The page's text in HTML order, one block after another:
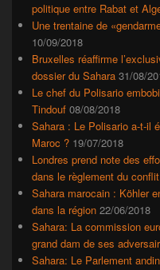
politique entre Rabat et
Une trentaine de
10/09/2018
Bruxelles réaffirme
dossier du Sahara 31/08/
Le chef du Polisario
Tindouf 08/08/2018
Sahara : Le Polisario a-t-il
Maroc ? 19/07/2018
Londres prend note des
dans le règlement du
Sahara marocain : Köhler
dans la région 22/06/2018
Sahara: La commission
grand dam de ses
Sahara: Le Parlement